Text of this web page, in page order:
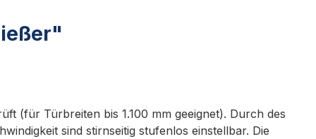
(für Türbreiten bis 1.100 mm geeignet). Durch des
sind stirnseitig stufenlos einstellbar. Die